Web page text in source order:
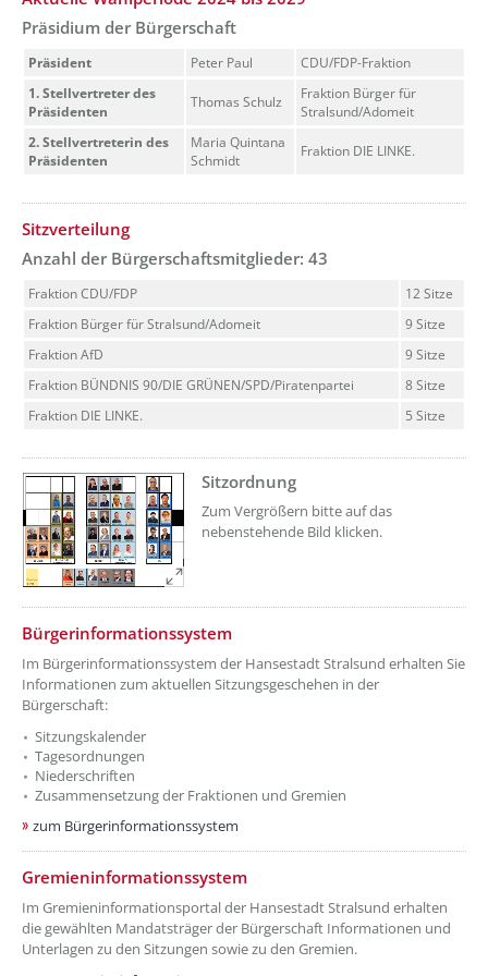
Präsidium der Bürgerschaft
Präsident Peter Paul
CDU/FDP-Fraktion
1. Stellvertreter des
Präsidenten
Thomas Schulz
Fraktion Bürger für
Stralsund/Adomeit
2. Stellvertreterin des
Präsidenten
Maria Quintana
Schmidt
Fraktion DIE LINKE.
??? absaetzeOben[5]/titel ???
Sitzverteilung
Anzahl der Bürgerschaftsmitglieder: 43
Fraktion CDU/FDP
12 Sitze
Fraktion Bürger für Stralsund/Adomeit
9 Sitze
Fraktion AfD
9 Sitze
Fraktion BÜNDNIS 90/DIE GRÜNEN/SPD/Piratenpartei
8 Sitze
Fraktion DIE LINKE.
5 Sitze
??? absaetzeOben[6]/titel ???
Sitzordnung
Zum Vergrößern bitte auf das
nebenstehende Bild klicken.
??? absaetzeOben[7]/titel ???
Bürgerinformationssystem
Im Bürgerinformationssystem der Hansestadt Stralsund erhalten Sie
Informationen zum aktuellen Sitzungsgeschehen in der
Bürgerschaft:
Sitzungskalender
Tagesordnungen
Niederschriften
Zusammensetzung der Fraktionen und Gremien
zum Bürgerinformationssystem
??? absaetzeOben[8]/titel ???
Gremieninformationssystem
Im Gremieninformationsportal der Hansestadt Stralsund erhalten
die gewählten Mandatsträger der Bürgerschaft Informationen und
Unterlagen zu den Sitzungen sowie zu den Gremien.